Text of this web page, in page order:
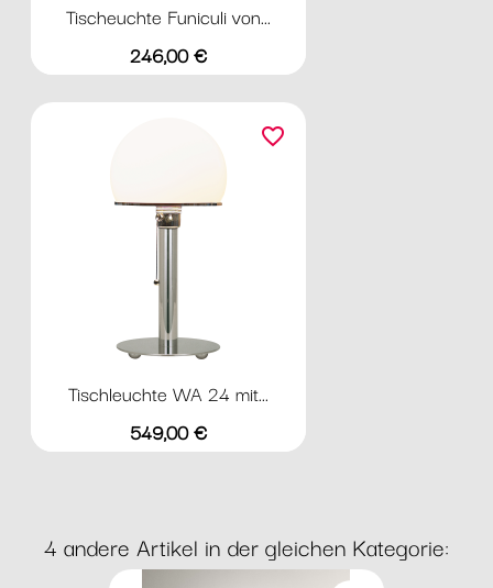
Tischeuchte Funiculi von...
Preis
246,00 €
Tischleuchte WA 24 mit...
Preis
549,00 €
favorite_border
4 andere Artikel in der gleichen Kategorie: